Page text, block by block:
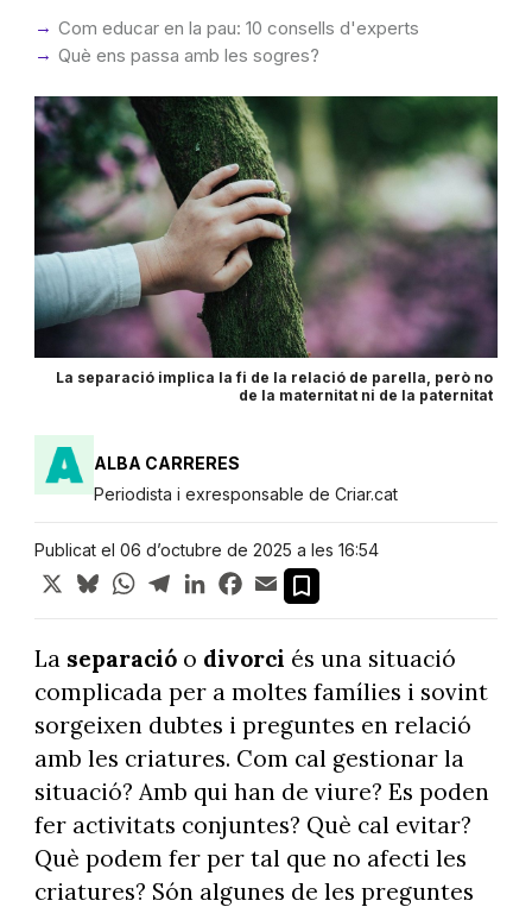
Com educar en la pau: 10 consells d'experts
Què ens passa amb les sogres?
La separació implica la fi de la relació de parella, però no
de la maternitat ni de la paternitat
ALBA CARRERES
Periodista i exresponsable de Criar.cat
Publicat el 06 d’octubre de 2025 a les 16:54
X BlueskyWhatsApp
TelegramLinkedInFacebook
Email
La separació o divorci és una situació
complicada per a moltes famílies i sovint
sorgeixen dubtes i preguntes en relació
amb les criatures. Com cal gestionar la
situació? Amb qui han de viure? Es poden
fer activitats conjuntes? Què cal evitar?
Què podem fer per tal que no afecti les
criatures? Són algunes de les preguntes